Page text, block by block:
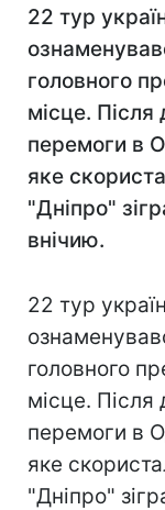
22 тур
головного
місце. Після
перемоги в
яке
"Дніпро"
внічию.
22 тур
головного
місце. Після
перемоги в
яке
"Дніпро"